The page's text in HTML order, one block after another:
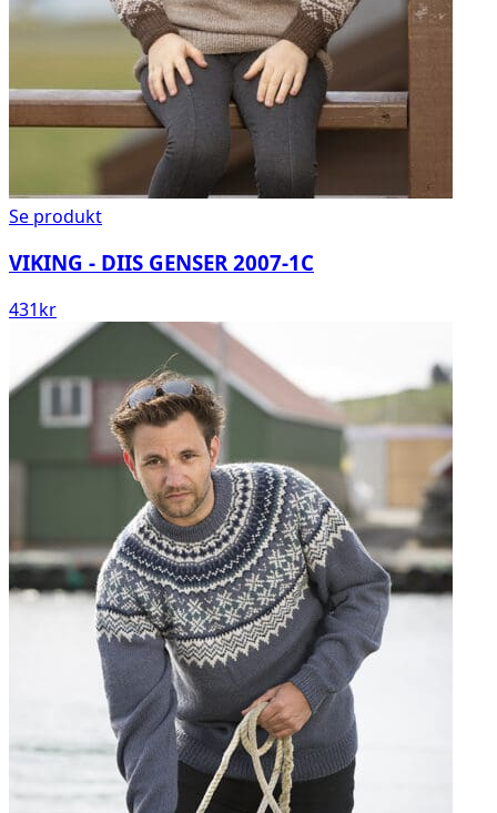
Se produkt
VIKING - DIIS GENSER 2007-1C
431kr